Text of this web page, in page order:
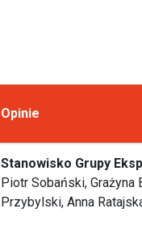
Opinie
Stanowisko Grupy
Piotr Sobański,
Przybylski, Anna